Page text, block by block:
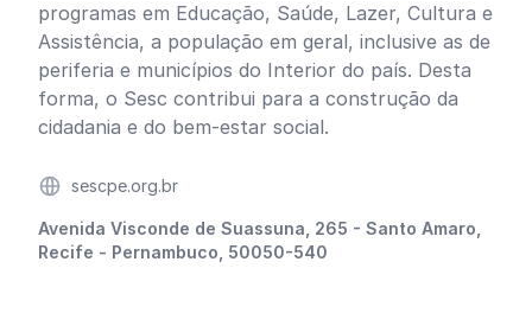
programas em Educação, Saúde, Lazer, Cultura e
Assistência, a população em geral, inclusive as de
periferia e municípios do Interior do país. Desta
forma, o Sesc contribui para a construção da
cidadania e do bem-estar social.
Websitesescpe.org.br
Endereço
Avenida Visconde de Suassuna, 265 - Santo Amaro,
Recife - Pernambuco, 50050-540